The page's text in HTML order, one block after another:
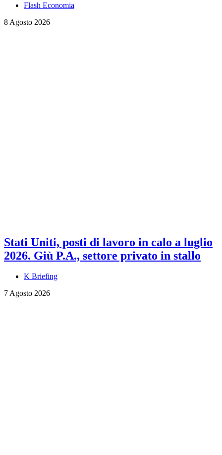
Flash Economia
8 Agosto 2026
Stati Uniti, posti di lavoro in calo a luglio
2026. Giù P.A., settore privato in stallo
K Briefing
7 Agosto 2026